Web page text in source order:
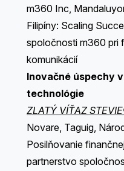
m360 Inc,
Filipíny: Scaling
spoločnosti m360 pri
komunikácií
Inovačné úspechy
technológie
ZLATÝ VÍŤAZ
Novare, Taguig,
Posilňovanie
partnerstvo